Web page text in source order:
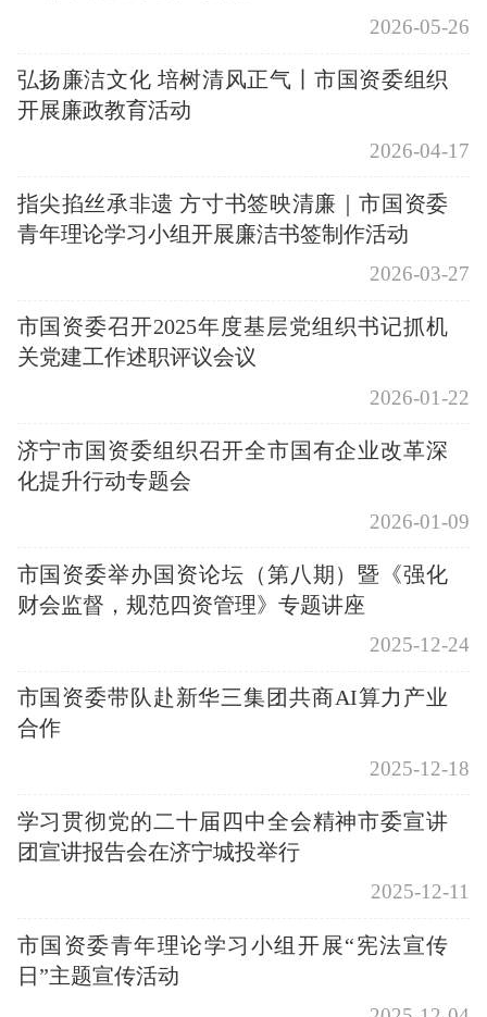
2026-05-26
弘扬廉洁文化 培树清风正气丨市国资委组织
开展廉政教育活动
2026-04-17
指尖掐丝承非遗 方寸书签映清廉｜市国资委
青年理论学习小组开展廉洁书签制作活动
2026-03-27
市国资委召开2025年度基层党组织书记抓机
关党建工作述职评议会议
2026-01-22
济宁市国资委组织召开全市国有企业改革深
化提升行动专题会
2026-01-09
市国资委举办国资论坛（第八期）暨《强化
财会监督，规范四资管理》专题讲座
2025-12-24
市国资委带队赴新华三集团共商AI算力产业
合作
2025-12-18
学习贯彻党的二十届四中全会精神市委宣讲
团宣讲报告会在济宁城投举行
2025-12-11
市国资委青年理论学习小组开展“宪法宣传
日”主题宣传活动